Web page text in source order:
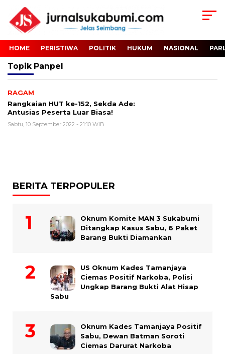
HOME PERISTIWA POLITIK HUKUM NASIONAL
Topik Panpel
RAGAM
Rangkaian HUT ke-152, Sekda Ade:
Antusias Peserta Luar Biasa!
Sabtu, 10 September 2022 - 21:10 WIB
BERITA TERPOPULER
Oknum Komite MAN 3 Sukabumi
Ditangkap Kasus Sabu, 6 Paket
Barang Bukti Diamankan
US Oknum Kades Tamanjaya
Ciemas Positif Narkoba, Polisi
Ungkap Barang Bukti Alat Hisap
Sabu
Oknum Kades Tamanjaya Positif
Sabu, Dewan Batman Soroti
Ciemas Darurat Narkoba